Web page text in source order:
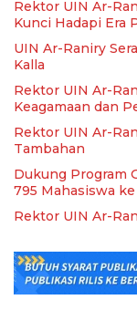
Rektor UIN Ar-
Kunci Hadapi Era
UIN Ar-Raniry
Kalla
Rektor UIN Ar-
Keagamaan dan
Rektor UIN Ar-
Tambahan
Dukung Program
795 Mahasiswa
Rektor UIN Ar-